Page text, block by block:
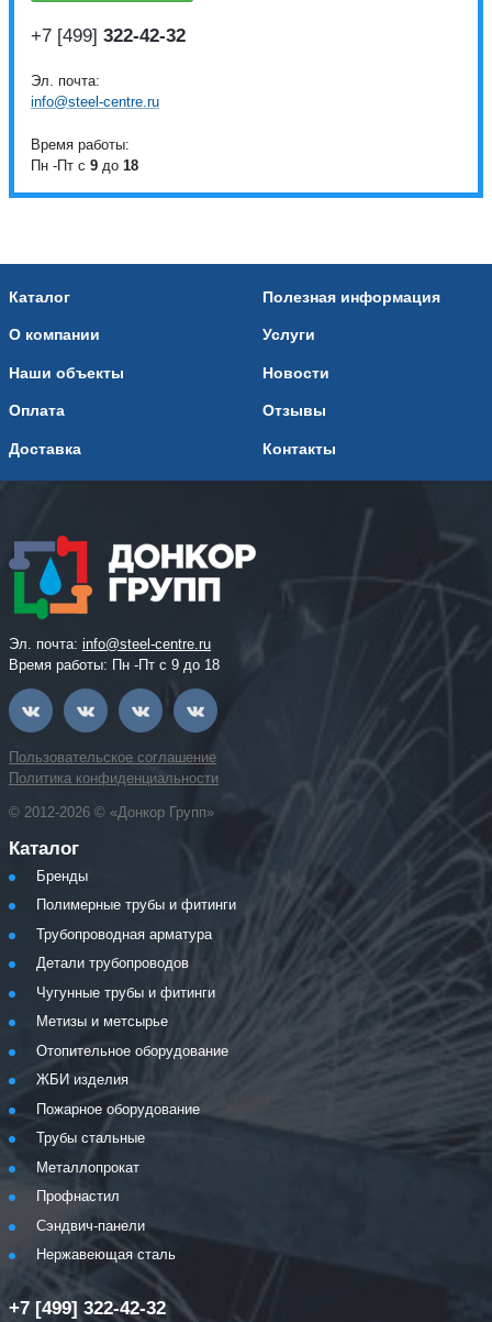
+7 [499] 322-42-32
Эл. почта:
info@steel-centre.ru
Время работы:
Пн -Пт с 9 до 18
Каталог
О компании
Наши объекты
Оплата
Доставка
Полезная информация
Услуги
Новости
Отзывы
Контакты
Эл. почта: info@steel-centre.ru
Время работы: Пн -Пт с 9 до 18
Пользовательское соглашение
Политика конфиденциальности
© 2012-2026 © «Донкор Групп»
Каталог
Бренды
Полимерные трубы и фитинги
Трубопроводная арматура
Детали трубопроводов
Чугунные трубы и фитинги
Метизы и метсырье
Отопительное оборудование
ЖБИ изделия
Пожарное оборудование
Трубы стальные
Металлопрокат
Профнастил
Сэндвич-панели
Нержавеющая сталь
+7 [499] 322-42-32